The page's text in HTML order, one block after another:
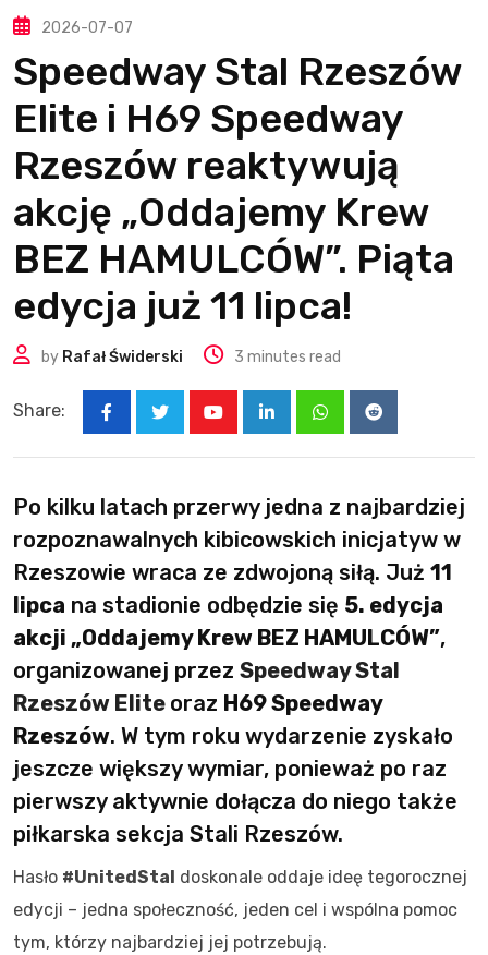
2026-07-07
Speedway Stal Rzeszów
Elite i H69 Speedway
Rzeszów reaktywują
akcję „Oddajemy Krew
BEZ HAMULCÓW”. Piąta
edycja już 11 lipca!
by Rafał Świderski 3 minutes read
Share:
LinkedInWhatsappReddit
Po kilku latach przerwy jedna z najbardziej
rozpoznawalnych kibicowskich inicjatyw w
Rzeszowie wraca ze zdwojoną siłą. Już 11
lipca na stadionie odbędzie się 5. edycja
akcji „Oddajemy Krew BEZ HAMULCÓW”,
organizowanej przez Speedway Stal
Rzeszów Elite oraz H69 Speedway
Rzeszów. W tym roku wydarzenie zyskało
jeszcze większy wymiar, ponieważ po raz
pierwszy aktywnie dołącza do niego także
piłkarska sekcja Stali Rzeszów.
Hasło #UnitedStal doskonale oddaje ideę tegorocznej
edycji – jedna społeczność, jeden cel i wspólna pomoc
tym, którzy najbardziej jej potrzebują.